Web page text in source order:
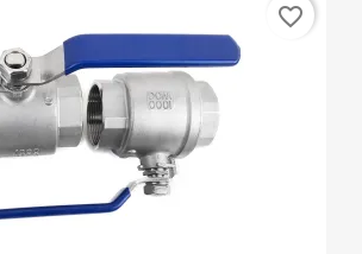
favorite_border